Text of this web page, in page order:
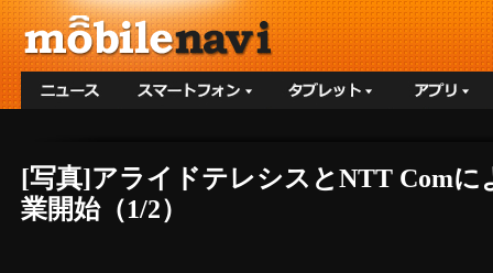
[写真]アライドテレシスとNTT Com
業開始（1/2）